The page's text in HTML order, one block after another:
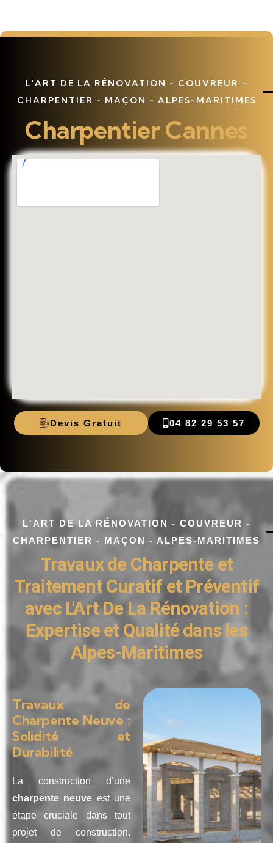
L'ART DE LA RÉNOVATION - COUVREUR -
CHARPENTIER - MAÇON - ALPES-MARITIMES
Charpentier Cannes
Devis Gratuit 04 82 29 53 57
L'ART DE LA RÉNOVATION - COUVREUR -
CHARPENTIER - MAÇON - ALPES-MARITIMES
Travaux de Charpente et
Traitement Curatif et Préventif
avec L'Art De La Rénovation :
Expertise et Qualité dans les
Alpes-Maritimes
Travaux de
Charpente Neuve :
Solidité et
Durabilité
La construction d’une
charpente neuve est une
étape cruciale dans tout
projet de construction.